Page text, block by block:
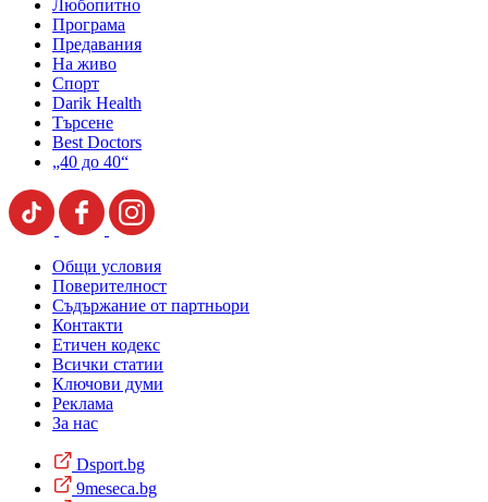
Любопитно
Програма
Предавания
На живо
Спорт
Darik Health
Търсене
Best Doctors
„40 до 40“
Общи условия
Поверителност
Съдържание от партньори
Контакти
Етичен кодекс
Всички статии
Ключови думи
Реклама
За нас
Dsport.bg
9meseca.bg